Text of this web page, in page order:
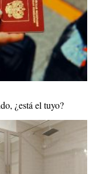
¿está el tuyo?